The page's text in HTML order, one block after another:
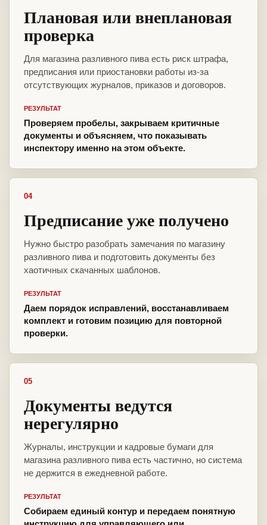
Плановая или внеплановая
проверка
Для магазина разливного пива есть риск штрафа,
предписания или приостановки работы из-за
отсутствующих журналов, приказов и договоров.
РЕЗУЛЬТАТ
Проверяем пробелы, закрываем критичные
документы и объясняем, что показывать
инспектору именно на этом объекте.
04
Предписание уже получено
Нужно быстро разобрать замечания по магазину
разливного пива и подготовить документы без
хаотичных скачанных шаблонов.
РЕЗУЛЬТАТ
Даем порядок исправлений, восстанавливаем
комплект и готовим позицию для повторной
проверки.
05
Документы ведутся
нерегулярно
Журналы, инструкции и кадровые бумаги для
магазина разливного пива есть частично, но система
не держится в ежедневной работе.
РЕЗУЛЬТАТ
Собираем единый контур и передаем понятную